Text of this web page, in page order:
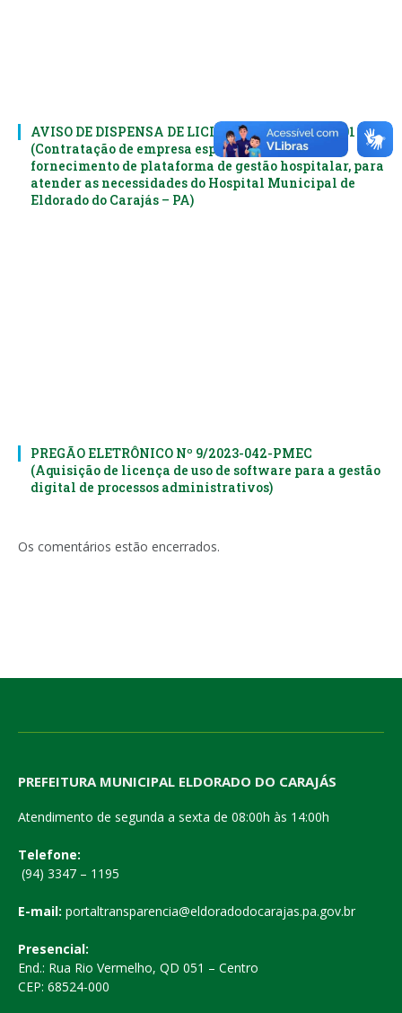
AVISO DE DISPENSA DE LICITAÇÃO Nº 7/2024-001
(Contratação de empresa especializada para
fornecimento de plataforma de gestão hospitalar, para
atender as necessidades do Hospital Municipal de
Eldorado do Carajás – PA)
PREGÃO ELETRÔNICO Nº 9/2023-042-PMEC
(Aquisição de licença de uso de software para a gestão
digital de processos administrativos)
Os comentários estão encerrados.
PREFEITURA MUNICIPAL ELDORADO DO CARAJÁS
Atendimento de segunda a sexta de 08:00h às 14:00h
Telefone:
(94) 3347 – 1195
E-mail: portaltransparencia@eldoradodocarajas.pa.gov.br
Presencial:
End.: Rua Rio Vermelho, QD 051 – Centro
CEP: 68524-000